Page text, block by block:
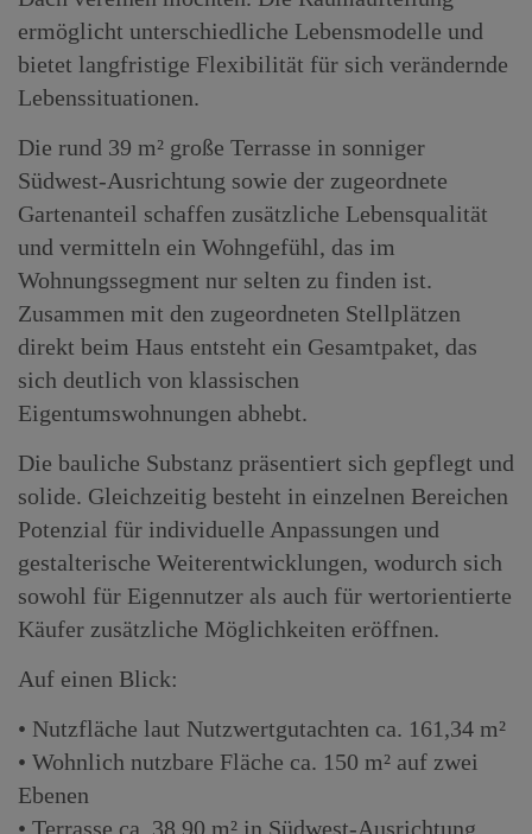
ermöglicht unterschiedliche Lebensmodelle und
bietet langfristige Flexibilität für sich verändernde
Lebenssituationen.
Die rund 39 m² große Terrasse in sonniger
Südwest-Ausrichtung sowie der zugeordnete
Gartenanteil schaffen zusätzliche Lebensqualität
und vermitteln ein Wohngefühl, das im
Wohnungssegment nur selten zu finden ist.
Zusammen mit den zugeordneten Stellplätzen
direkt beim Haus entsteht ein Gesamtpaket, das
sich deutlich von klassischen
Eigentumswohnungen abhebt.
Die bauliche Substanz präsentiert sich gepflegt und
solide. Gleichzeitig besteht in einzelnen Bereichen
Potenzial für individuelle Anpassungen und
gestalterische Weiterentwicklungen, wodurch sich
sowohl für Eigennutzer als auch für wertorientierte
Käufer zusätzliche Möglichkeiten eröffnen.
Auf einen Blick:
• Nutzfläche laut Nutzwertgutachten ca. 161,34 m²
• Wohnlich nutzbare Fläche ca. 150 m² auf zwei
Ebenen
• Terrasse ca. 38,90 m² in Südwest-Ausrichtung